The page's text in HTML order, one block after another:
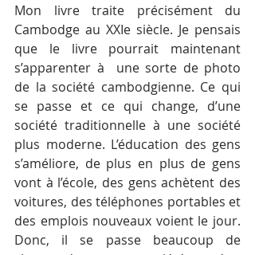
Mon livre traite précisément du
Cambodge au XXIe siècle. Je pensais
que le livre pourrait maintenant
s’apparenter à  une sorte de photo
de la société cambodgienne. Ce qui
se passe et ce qui change, d’une
société traditionnelle à une société
plus moderne. L’éducation des gens
s’améliore, de plus en plus de gens
vont à l’école, des gens achètent des
voitures, des téléphones portables et
des emplois nouveaux voient le jour.
Donc, il se passe beaucoup de